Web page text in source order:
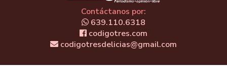
Contáctanos por:
639.110.6318
codigotres.com
codigotresdelicias@gmail.com